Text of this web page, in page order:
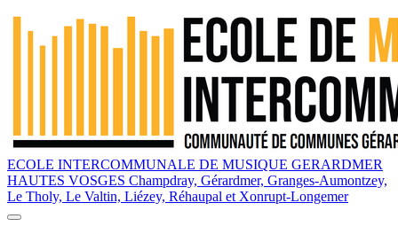
ECOLE INTERCOMMUNALE DE MUSIQUE GERARDMER
HAUTES VOSGES Champdray, Gérardmer, Granges-Aumontzey,
Le Tholy, Le Valtin, Liézey, Réhaupal et Xonrupt-Longemer